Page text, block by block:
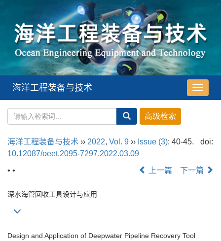
导
航
海洋工程装备与技术
海洋工程装备与技术 ›› 2022, Vol. 9 ›› Issue (3): 40-45.
doi:
10.12087/oeet.2095-7297.2022.03.09
• •
上一篇 下一篇
深水海管回收工具设计与应用
Design and Application of Deepwater Pipeline Recovery Tool